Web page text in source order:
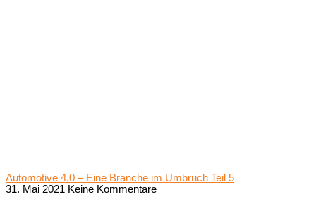
Automotive 4.0 – Eine Branche im Umbruch Teil 5
31. Mai 2021 Keine Kommentare